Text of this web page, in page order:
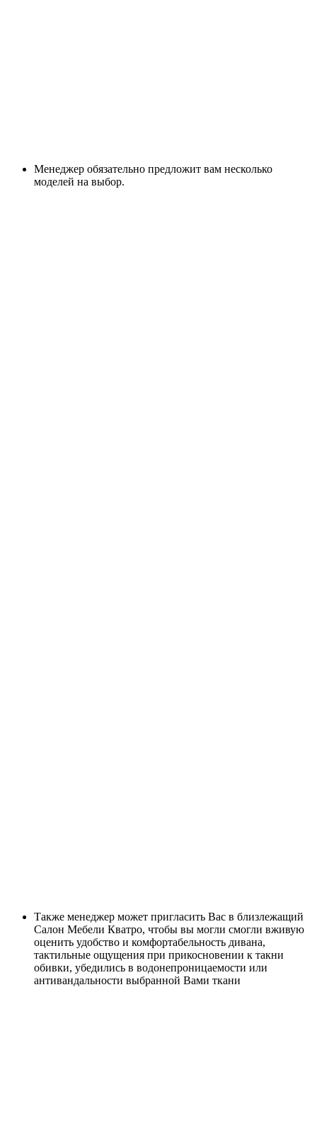
Менеджер обязательно предложит вам несколько
моделей на выбор.
Также менеджер может пригласить Вас в близлежащий
Салон Мебели Кватро, чтобы вы могли смогли вживую
оценить удобство и комфортабельность дивана,
тактильные ощущения при прикосновении к такни
обивки, убедились в водонепроницаемости или
антивандальности выбранной Вами ткани